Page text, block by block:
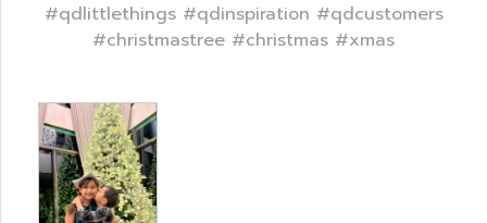
#qdlittlethings #qdinspiration #qdcustomers
#christmastree #christmas #xmas